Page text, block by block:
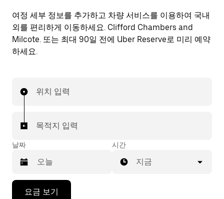
여정 세부 정보를 추가하고 차량 서비스를 이용하여 국내
외를 편리하게 이동하세요. Clifford Chambers and
Milcote. 또는 최대 90일 전에 Uber Reserve로 미리 예약
하세요.
위치 입력
목적지 입력
날짜 시간
지금
요금 보기